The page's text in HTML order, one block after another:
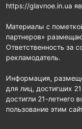
https://glavnoe.in.ua
Материалы с
партнеров»
Ответственность за
рекламодатель.
Информация,
для лиц, достигших
достигли 21-летнего
пользование этим